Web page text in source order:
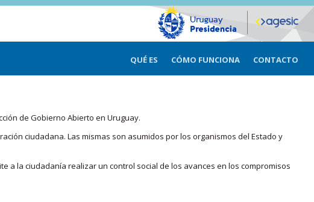
QUÉ ES CÓMO FUNCIONA CONTACTO
de Gobierno Abierto en Uruguay.
ciudadana. Las mismas son asumidos por los organismos del Estado y
a la ciudadanía realizar un control social de los avances en los compromisos